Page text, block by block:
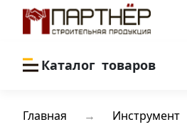
Каталог товаров
Главная Инструмент